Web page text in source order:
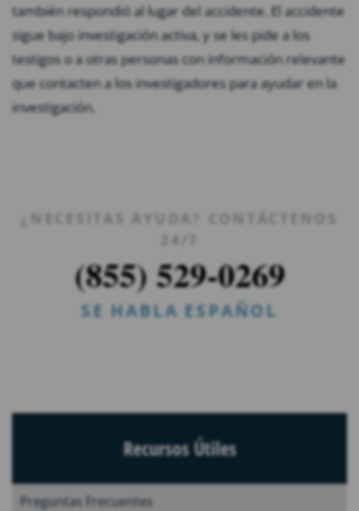
también respondió al lugar del accidente. El accidente
sigue bajo investigación activa, y se les pide a los
testigos o a otras personas con información relevante
que contacten a los investigadores para ayudar en la
investigación.
¿NECESITAS AYUDA? CONTÁCTENOS
24/7
(855) 529-0269
SE HABLA ESPAÑOL
Recursos Útiles
Preguntas Frecuentes